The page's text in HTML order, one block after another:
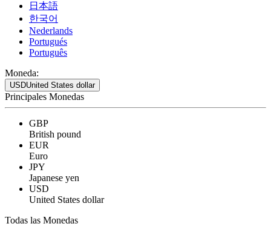
日本語
한국어
Nederlands
Portugués
Português
Moneda:
USDUnited States dollar
Principales Monedas
GBP
British pound
EUR
Euro
JPY
Japanese yen
USD
United States dollar
Todas las Monedas